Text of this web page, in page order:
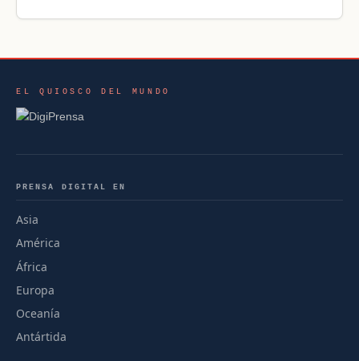
EL QUIOSCO DEL MUNDO
PRENSA DIGITAL EN
Asia
América
África
Europa
Oceanía
Antártida